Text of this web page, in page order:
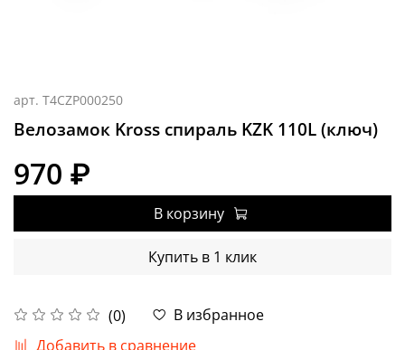
арт. T4CZP000250
Велозамок Kross спираль KZK 110L (ключ)
(0)
В избранное
Добавить в сравнение
970 ₽
В корзину
Купить в 1 клик